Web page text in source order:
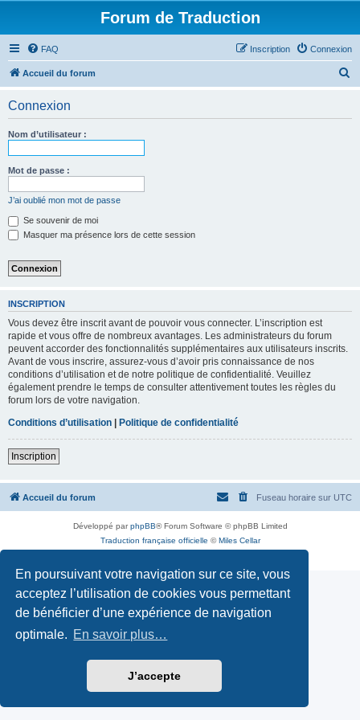
En poursuivant votre navigation sur ce site, vous
acceptez l’utilisation de cookies vous permettant
de bénéficier d’une expérience de navigation
optimale. En savoir plus…
J’accepte
Forum de Traduction
FAQ Connexion
Inscription
Accueil du forum
Connexion
Nom d’utilisateur :
Mot de passe :
J’ai oublié mon mot de passe
Se souvenir de moi
Masquer ma présence lors de cette session
INSCRIPTION
Vous devez être inscrit avant de pouvoir vous connecter. L’inscription est
rapide et vous offre de nombreux avantages. Les administrateurs du forum
peuvent accorder des fonctionnalités supplémentaires aux utilisateurs inscrits.
Avant de vous inscrire, assurez-vous d’avoir pris connaissance de nos
conditions d’utilisation et de notre politique de confidentialité. Veuillez
également prendre le temps de consulter attentivement toutes les règles du
forum lors de votre navigation.
Conditions d’utilisation | Politique de confidentialité
Inscription
Accueil du forum Fuseau horaire sur UTC
Développé parphpBB® Forum Software © phpBB Limited
Traduction française officielle ©Miles Cellar